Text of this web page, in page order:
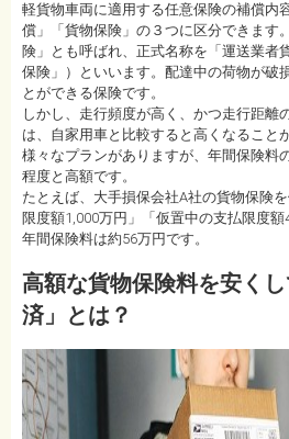
軽貨物車両に適用する任意保険の補償内
償」「貨物保険」の３つに区分できます
険」とも呼ばれ、正式名称を「運送業者
保険」）といいます。配達中の荷物が破
とができる保険です。
しかし、走行頻度が高く、かつ走行距離
は、自家用車と比較すると高くなること
様々なプランがありますが、年間保険料
程度と高額です。
たとえば、大手損保会社A社の貨物保険
限度額1,000万円」「仮置中の支払限度
年間保険料は約56万円です。
高額な貨物保険料を安く
済」とは？